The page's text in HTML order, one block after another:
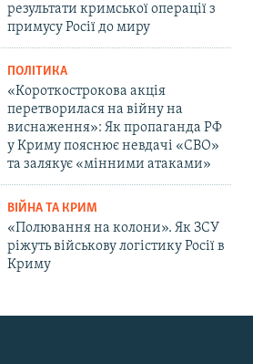
результати кримської операції з
примусу Росії до миру
ПОЛІТИКА
«Короткострокова акція
перетворилася на війну на
виснаження»: Як пропаганда РФ
у Криму пояснює невдачі «СВО»
та залякує «мінними атаками»
ВІЙНА ТА КРИМ
«Полювання на колони». Як ЗСУ
ріжуть військову логістику Росії в
Криму